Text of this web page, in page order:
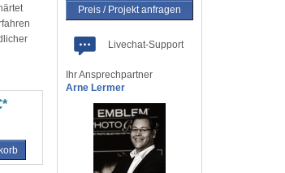
Preis / Projekt anfragen
Livechat-Support
Ihr Ansprechpartner
Arne Lermer